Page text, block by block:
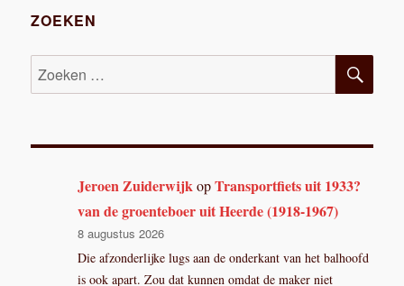
ZOEKEN
Zoeken
naar:
Jeroen ZuiderwijkopTransportfiets uit 1933?
van de groenteboer uit Heerde (1918-1967)
8 augustus 2026
Die afzonderlijke lugs aan de onderkant van het balhoofd
is ook apart. Zou dat kunnen omdat de maker niet